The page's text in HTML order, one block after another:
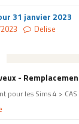
31 janvier 2023
Delise
-
pour les Sims 4 > CAS